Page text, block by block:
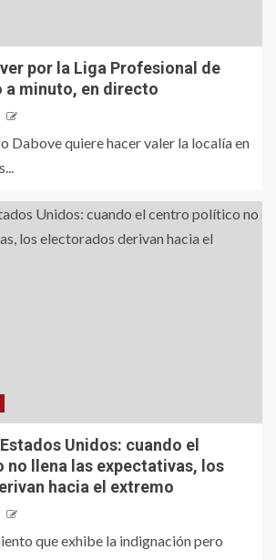
por la Liga Profesional de
a minuto, en directo
Dabove quiere hacer valer la localía en
Unidos: cuando el
llena las expectativas, los
hacia el extremo
que exhibe la indignación pero